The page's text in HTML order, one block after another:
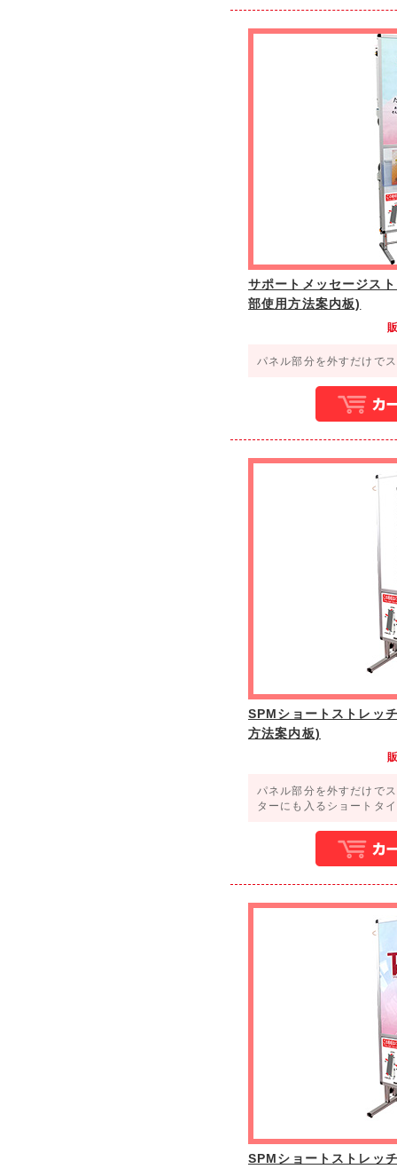
サポートメッセージス
部使用方法案内板)
パネル部分を外すだけで
SPMショートストレッ
方法案内板)
パネル部分を外すだけで
ターにも入るショートタ
SPMショートストレッ